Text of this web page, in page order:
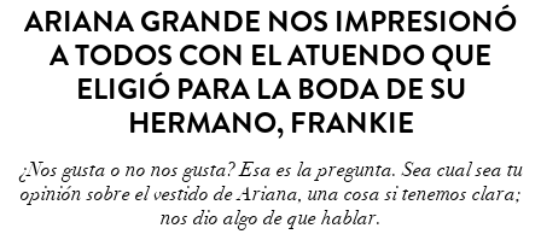
ARIANA GRANDE NOS IMPRESIONÓ
A TODOS CON EL ATUENDO QUE
ELIGIÓ PARA LA BODA DE SU
HERMANO, FRANKIE
¿Nos gusta o no nos gusta? Esa es la pregunta. Sea cual sea tu
opinión sobre el vestido de Ariana, una cosa si tenemos clara;
nos dio algo de que hablar.